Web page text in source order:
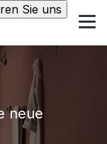
Sie uns
neue